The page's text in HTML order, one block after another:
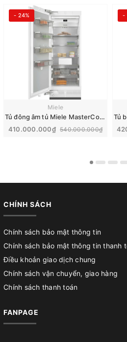
- 24%
Miele
Tủ đông âm tủ Miele MasterCool 445L | F 2813 Vi
410.000.000₫ 540.000.000₫
-
CHÍNH SÁCH
Chính sách bảo mật thông tin
Chính sách bảo mật thông tin thanh
Điều khoản giao dịch chung
Chính sách vận chuyển, giao hàng
Chính sách thanh toán
FANPAGE